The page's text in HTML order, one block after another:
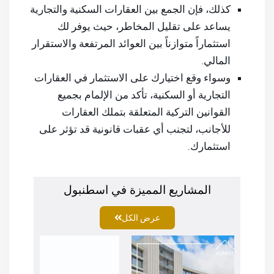
كذلك، فإن الجمع بين العقارات السكنية والتجارية
يساعد على تقليل المخاطر، حيث يوفر لك
استثماراً متوازناً بين العوائد المرتفعة والاستقرار
المالي.
وسواء وقع اختيارك على الاستثمار في العقارات
التجارية أو السكنية، تأكد من الإلمام بجميع
القوانين التركية المتعلقة بتملك العقارات
للأجانب، لتجنب أي عقبات قانونية قد تؤثر على
استثمارك.
المشاريع المميزة في اسطنبول
عرض الكل